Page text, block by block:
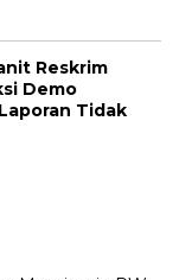
Reskrim
Demo
Tidak